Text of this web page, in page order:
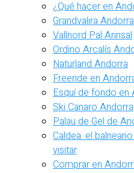
¿Qué hacer en
Grandvalira Andorra
Vallnord Pal Arinsal
Ordino Arcalís
Naturland Andorra
Freeride en
Esquí de fondo en
Ski Canaro Andorra
Palau de Gel de
Caldea: el
visitar
Comprar en